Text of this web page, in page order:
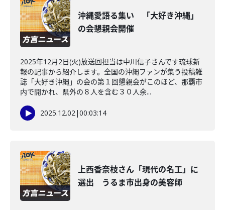
沖縄愛語る集い 「大好き沖縄」
の会懇親会開催
2025年12月2日(火)放送回担当は中川信子さんです琉球新
報の記事から紹介します。全国の沖縄ファンが集う投稿雑
誌「大好き沖縄」の会の第１回懇親会がこのほど、那覇市
内で開かれ、県外の８人を含む３０人余...
2025.12.02|00:03:14
上西香奈枝さん「現代の名工」に
選出 うるま市出身の美容師